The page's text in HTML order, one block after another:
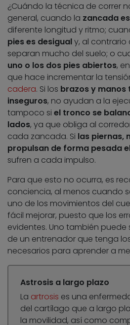
¿Cuándo la técnica de correr
general, cuando la zancada
diferente longitud y ritmo;
pies es desigualy, al contrario
separan mucho del suelo; o
uno o los dos pies abiertos,
que hace incrementar la
cadera. Si los brazos y manos
inseguros, no ayudan a la
tampoco si el tronco se
lados, ya que obliga al
cada zancada. Si las piernas,
propulsan de forma pesada
sufren a cada impulso.
Para que esto no ocurra, es
conciencia, al menos cuando
uno de los movimientos del
fácil mejorar, puesto que los
evidentes. Uno también puede
de un entrenador que tenga
necesarios para aprender a
Astrosis a largo plazo
La artrosis es una
del cartílago que a largo
la movilidad, así como